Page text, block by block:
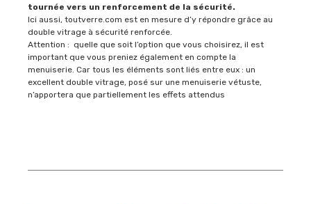
tournée vers un renforcement de la sécurité.
Ici aussi, toutverre.com est en mesure d’y répondre grâce au
double vitrage à sécurité renforcée.
Attention : quelle que soit l’option que vous choisirez, il est
important que vous preniez également en compte la
menuiserie. Car tous les éléments sont liés entre eux : un
excellent double vitrage, posé sur une menuiserie vétuste,
n’apportera que partiellement les effets attendus